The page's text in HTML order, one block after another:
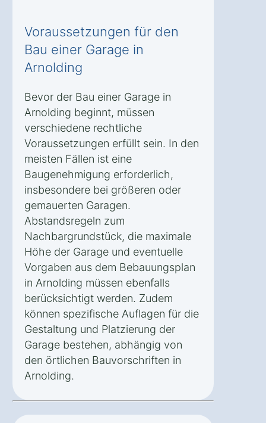
Voraussetzungen für den
Bau einer Garage in
Arnolding
Bevor der Bau einer Garage in
Arnolding beginnt, müssen
verschiedene rechtliche
Voraussetzungen erfüllt sein. In den
meisten Fällen ist eine
Baugenehmigung erforderlich,
insbesondere bei größeren oder
gemauerten Garagen.
Abstandsregeln zum
Nachbargrundstück, die maximale
Höhe der Garage und eventuelle
Vorgaben aus dem Bebauungsplan
in Arnolding müssen ebenfalls
berücksichtigt werden. Zudem
können spezifische Auflagen für die
Gestaltung und Platzierung der
Garage bestehen, abhängig von
den örtlichen Bauvorschriften in
Arnolding.